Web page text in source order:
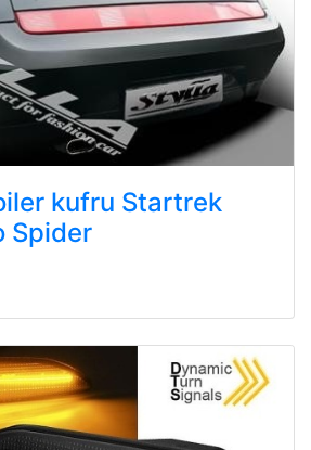
kufru Startrek
Spider